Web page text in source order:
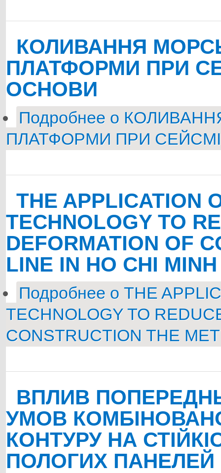
КОЛИВАННЯ
ПЛАТФОРМИ ПРИ
ОСНОВИ
Подробнее о
ПЛАТФОРМИ ПРИ
THE APPLICATION
TECHNOLOGY TO
DEFORMATION OF
LINE IN HO CHI
Подробнее о THE
TECHNOLOGY TO
CONSTRUCTION THE
ВПЛИВ
УМОВ
КОНТУРУ НА
ПОЛОГИХ ПАНЕЛЕЙ